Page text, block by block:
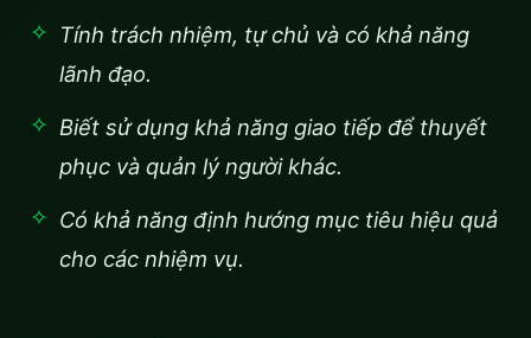
Tính trách nhiệm, tự chủ và có khả năng
lãnh đạo.
Biết sử dụng khả năng giao tiếp để thuyết
phục và quản lý người khác.
Có khả năng định hướng mục tiêu hiệu quả
cho các nhiệm vụ.